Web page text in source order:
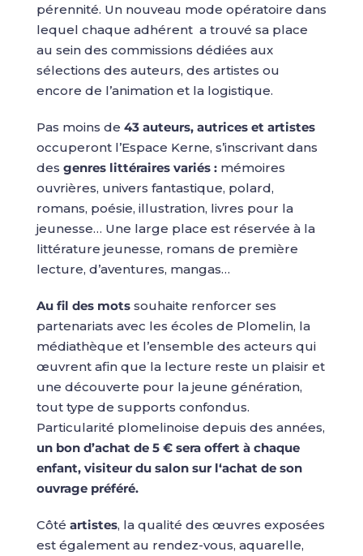
pérennité. Un nouveau mode opératoire dans
lequel chaque adhérent a trouvé sa place
au sein des commissions dédiées aux
sélections des auteurs, des artistes ou
encore de l’animation et la logistique.
Pas moins de 43 auteurs, autrices et artistes
occuperont l’Espace Kerne, s’inscrivant dans
des genres littéraires variés :mémoires
ouvrières, univers fantastique, polard,
romans, poésie, illustration, livres pour la
jeunesse… Une large place est réservée à la
littérature jeunesse, romans de première
lecture, d’aventures, mangas…
Au fil des motssouhaite renforcer ses
partenariats avec les écoles de Plomelin, la
médiathèque et l’ensemble des acteurs qui
œuvrent afin que la lecture reste un plaisir et
une découverte pour la jeune génération,
tout type de supports confondus.
Particularité plomelinoise depuis des années,
un bon d’achat de 5 € sera offert à chaque
enfant, visiteur du salon sur l‘achat de son
ouvrage préféré.
Côté artistes, la qualité des œuvres exposées
est également au rendez-vous, aquarelle,